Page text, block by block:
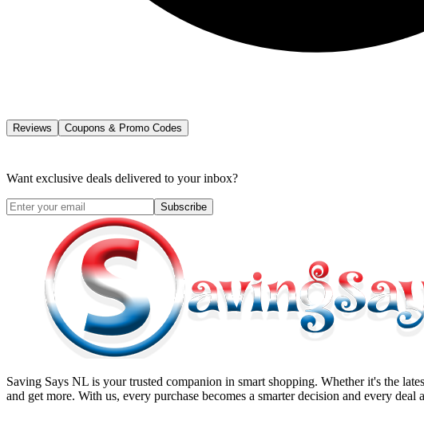
Reviews Coupons & Promo Codes
Want exclusive deals delivered to your inbox?
Subscribe
Saving Says NL is your trusted companion in smart shopping. Whether it's the
and get more. With us, every purchase becomes a smarter decision and every deal